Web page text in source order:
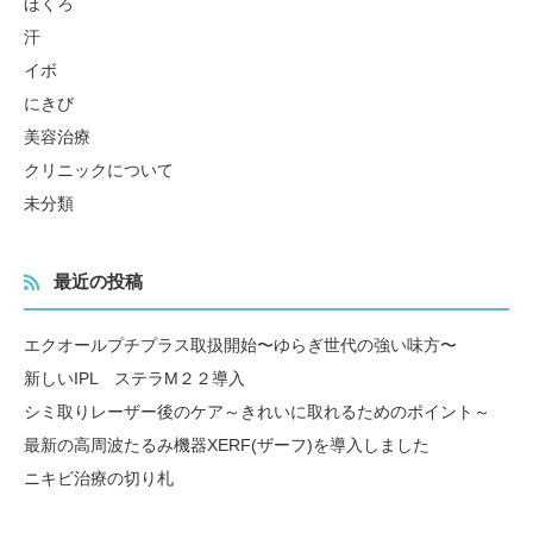
汗
イボ
にきび
美容治療
クリニックについて
未分類
最近の投稿
エクオールプチプラス取扱開始〜ゆらぎ世代の強い味方〜
新しいIPL ステラM２２導入
シミ取りレーザー後のケア～きれいに取れるためのポイント～
最新の高周波たるみ機器XERF(ザーフ)を導入しました
ニキビ治療の切り札